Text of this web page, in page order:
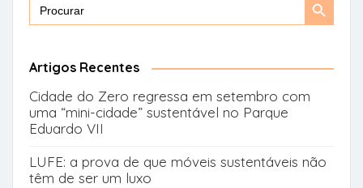
Search
Search
Artigos Recentes
Cidade do Zero regressa em setembro com
uma “mini-cidade” sustentável no Parque
Eduardo VII
LUFE: a prova de que móveis sustentáveis não
têm de ser um luxo